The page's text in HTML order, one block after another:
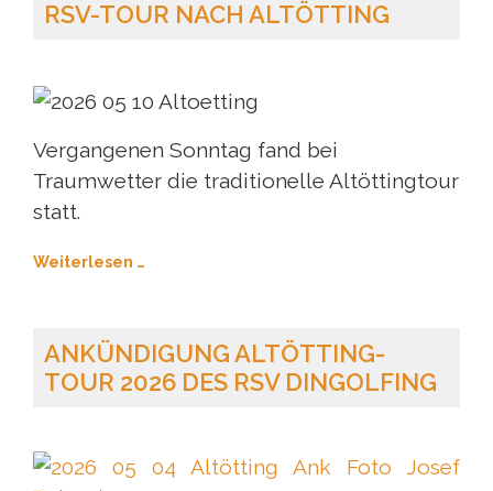
RSV-TOUR NACH ALTÖTTING
Vergangenen Sonntag fand bei
Traumwetter die traditionelle Altöttingtour
statt.
Weiterlesen …
ANKÜNDIGUNG ALTÖTTING-
TOUR 2026 DES RSV DINGOLFING